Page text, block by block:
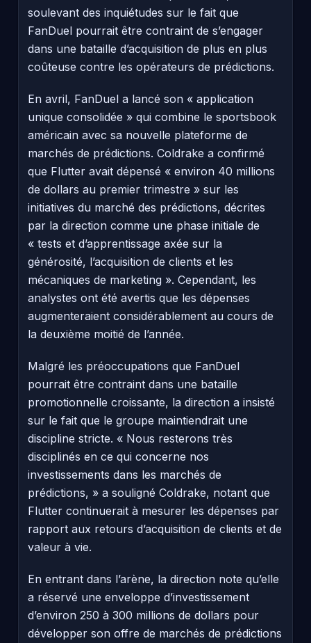
soulevant des inquiétudes sur le fait que
FanDuel pourrait être contraint de s’engager
dans une bataille d’acquisition de plus en plus
coûteuse contre les opérateurs de prédictions.
En avril, FanDuel a lancé son « application
unique consolidée » qui combine le sportsbook
américain avec sa nouvelle plateforme de
marchés de prédictions. Coldrake a confirmé
que Flutter avait dépensé « environ 40 millions
de dollars au premier trimestre » sur les
initiatives du marché des prédictions, décrites
par la direction comme une phase initiale de
« tests et d’apprentissage axée sur la
générosité, l’acquisition de clients et les
mécaniques de marketing ». Cependant, les
analystes ont été avertis que les dépenses
augmenteraient considérablement au cours de
la deuxième moitié de l’année.
Malgré les préoccupations que FanDuel
pourrait être contraint dans une bataille
promotionnelle croissante, la direction a insisté
sur le fait que le groupe maintiendrait une
discipline stricte. « Nous resterons très
disciplinés en ce qui concerne nos
investissements dans les marchés de
prédictions, » a souligné Coldrake, notant que
Flutter continuerait à mesurer les dépenses par
rapport aux retours d’acquisition de clients et de
valeur à vie.
En entrant dans l’arène, la direction note qu’elle
a réservé une enveloppe d’investissement
d’environ 250 à 300 millions de dollars pour
développer son offre de marchés de prédictions